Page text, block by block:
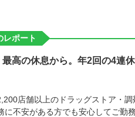
レポート
高の休息から。年2回の4連
店舗以上のドラッグストア・
に不安がある方でも安心してご勤